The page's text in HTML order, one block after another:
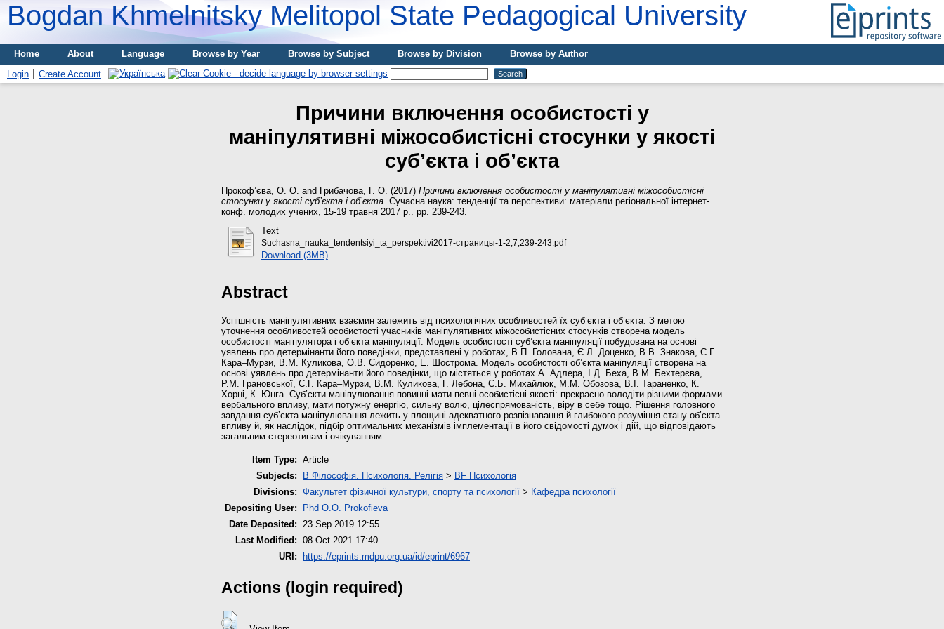
Bogdan Khmelnitsky Melitopol State Pedagogical University
Home About Language Browse by Year Browse by Subject Browse by Division
Browse by Author
Login
Create Account
Причини включення особистості у
маніпулятивні міжособистісні стосунки у якості
суб’єкта і об’єкта
Прокоф’єва, О. О. and Грибачова, Г. О. (2017) Причини включення особистості у маніпулятивні міжособистісні
стосунки у якості суб’єкта і об’єкта. Сучасна наука: тенденції та перспективи: матеріали регіональної інтернет-
конф. молодих учених, 15-19 травня 2017 р.. pp. 239-243.
Text
Suchasna_nauka_tendentsiyi_ta_perspektivi2017-страницы-1-2,7,239-243.pdf
Download (3MB)
Abstract
Успішність маніпулятивних взаємин залежить від психологічних особливостей їх суб’єкта і об’єкта. З метою
уточнення особливостей особистості учасників маніпулятивних міжособистісних стосунків створена модель
особистості маніпулятора і об’єкта маніпуляції. Модель особистості суб’єкта маніпуляції побудована на основі
уявлень про детермінанти його поведінки, представлені у роботах, В.П. Голована, Є.Л. Доценко, В.В. Знакова, С.Г.
Кара–Мурзи, В.М. Куликова, О.В. Сидоренко, Е. Шострома. Модель особистості об’єкта маніпуляції створена на
основі уявлень про детермінанти його поведінки, що містяться у роботах А. Адлера, І.Д. Беха, В.М. Бехтерєва,
Р.М. Грановської, С.Г. Кара–Мурзи, В.М. Куликова, Г. Лебона, Є.Б. Михайлюк, М.М. Обозова, В.І. Тараненко, К.
Хорні, К. Юнга. Суб’єкти маніпулювання повинні мати певні особистісні якості: прекрасно володіти різними формами
вербального впливу, мати потужну енергію, сильну волю, цілеспрямованість, віру в себе тощо. Рішення головного
завдання суб’єкта маніпулювання лежить у площині адекватного розпізнавання й глибокого розуміння стану об’єкта
впливу й, як наслідок, підбір оптимальних механізмів імплементації в його свідомості думок і дій, що відповідають
загальним стереотипам і очікуванням
Item Type: Article
Subjects:
B Філософія. Психологія. Релігія > BF Психологія
Divisions: Факультет фізичної культури, спорту та психології > Кафедра психології
Depositing User:
Phd O.O. Prokofieva
Date Deposited: 23 Sep 2019 12:55
Last Modified: 08 Oct 2021 17:40
URI:
https://eprints.mdpu.org.ua/id/eprint/6967
Actions (login required)